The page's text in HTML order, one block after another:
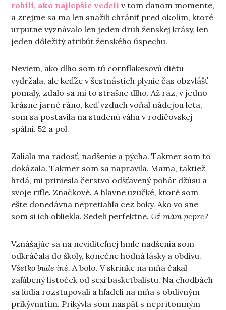
robili, ako najlepšie vedeli v tom danom momente,
a zrejme sa ma len snažili chrániť pred okolím, ktoré
urputne vyznávalo len jeden druh ženskej krásy, len
jeden dôležitý atribút ženského úspechu.
Neviem, ako dlho som tú cornflakesovú diétu
vydržala, ale keďže v šestnástich plynie čas obzvlášť
pomaly, zdalo sa mi to strašne dlho. Až raz, v jedno
krásne jarné ráno, keď vzduch voňal nádejou leta,
som sa postavila na studenú váhu v rodičovskej
spálni. 52 a pol.
Zaliala ma radosť, nadšenie a pýcha. Takmer som to
dokázala. Takmer som sa napravila. Mama, taktiež
hrdá, mi priniesla čerstvo odšťavený pohár džúsu a
svoje rifle. Značkové. A hlavne uzučké, ktoré som
ešte donedávna nepretiahla cez boky. Ako vo sne
som si ich obliekla. Sedeli perfektne. Už mám pepre?
Vznášajúc sa na neviditeľnej hmle nadšenia som
odkráčala do školy, konečne hodná lásky a obdivu.
Všetko bude iné. A bolo. V skrinke na mňa čakal
zaľúbený lístoček od sexi basketbalistu. Na chodbách
sa ľudia rozstupovali a hľadeli na mňa s obdivným
prikývnutím. Prikývla som naspäť s neprítomným